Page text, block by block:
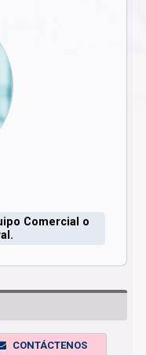
Comercial o
CONTÁCTENOS